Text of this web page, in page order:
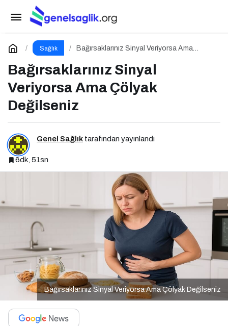
Sağlık
Bağırsaklarınız Sinyal Veriyorsa Ama
Bağırsaklarınız Sinyal
Veriyorsa Ama Çölyak
Değilseniz
Genel Sağlık tarafından yayınlandı
6dk, 51sn
Bağırsaklarınız Sinyal Veriyorsa Ama Çölyak Değilseniz
5 Kilo Ver, 10 Geri Al: Nereye Kadar?
Yorum Yap